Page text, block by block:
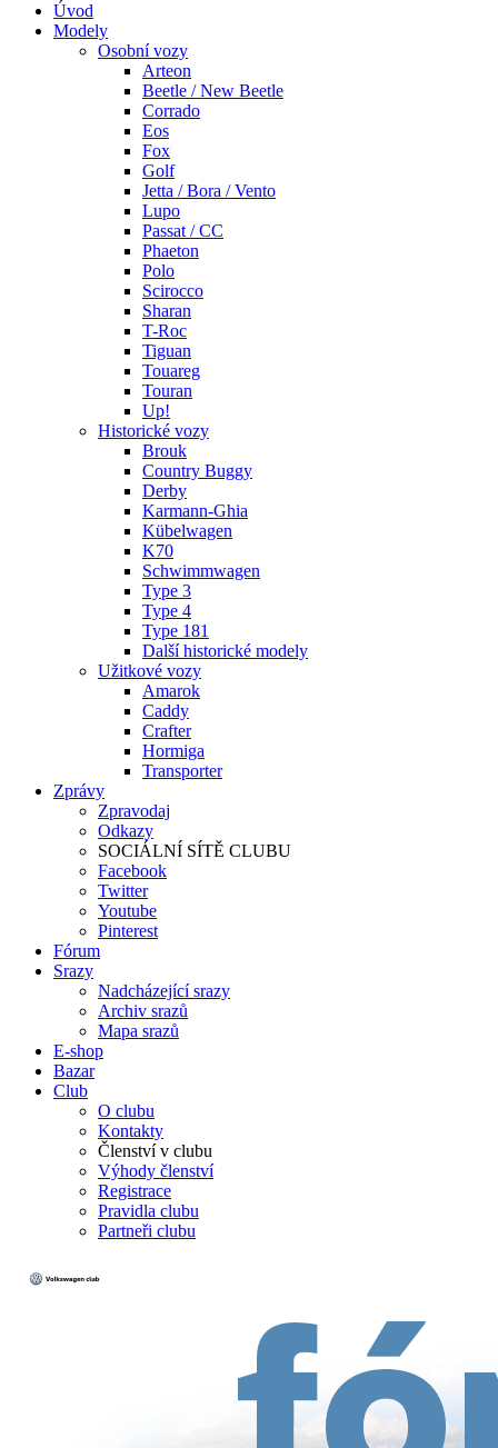
Úvod
Modely
Osobní vozy
Arteon
Beetle / New Beetle
Corrado
Eos
Fox
Golf
Jetta / Bora / Vento
Lupo
Passat / CC
Phaeton
Polo
Scirocco
Sharan
T-Roc
Tiguan
Touareg
Touran
Up!
Historické vozy
Brouk
Country Buggy
Derby
Karmann-Ghia
Kübelwagen
K70
Schwimmwagen
Type 3
Type 4
Type 181
Další historické modely
Užitkové vozy
Amarok
Caddy
Crafter
Hormiga
Transporter
Zprávy
Zpravodaj
Odkazy
SOCIÁLNÍ SÍTĚ CLUBU
Facebook
Twitter
Youtube
Pinterest
Fórum
Srazy
Nadcházející srazy
Archiv srazů
Mapa srazů
E-shop
Bazar
Club
O clubu
Kontakty
Členství v clubu
Výhody členství
Registrace
Pravidla clubu
Partneři clubu